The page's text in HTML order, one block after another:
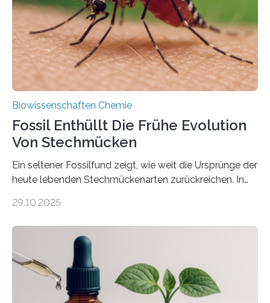
dieser Gruppe bilden aus Zellfäden dichte Geflechte
mit scheibenförmiger Gestalt. Was auffällig ist: Die
nächsten…
Biowissenschaften Chemie
Fossil Enthüllt Die Frühe Evolution
Von Stechmücken
Ein seltener Fossilfund zeigt, wie weit die Ursprünge der
heute lebenden Stechmückenarten zurückreichen. In
Forschende die bisher älteste bekannte Stechmücken-
Region Kachin in Myanmar und hat sich in
ausgezeichnetem Zustand erhalten. Es konnte als neue
Art einer neuen Gattung beschrieben werden und trägt
nun den Namen Cretosabethes primaevus. Dieser erste
fossile Nachweis einer Stechmückenlarve in Bernstein
29.10.2025